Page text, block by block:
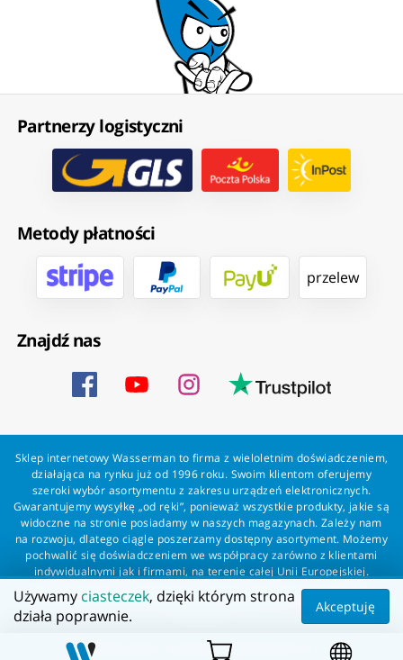
Partnerzy logistyczni
Metody płatności
przelew
Znajdź nas
Sklep internetowy Wasserman to firma z wieloletnim doświadczeniem,
działająca na rynku już od 1996 roku. Swoim klientom oferujemy
szeroki wybór asortymentu z zakresu urządzeń elektronicznych.
Gwarantujemy wysyłkę „od ręki”, ponieważ wszystkie produkty, jakie są
widoczne na stronie posiadamy w naszych magazynach. Zależy nam
na rozwoju, dlatego ciągle poszerzamy dostępny asortyment. Możemy
pochwalić się doświadczeniem we współpracy zarówno z klientami
indywidualnymi jak i firmami, na terenie całej Unii Europejskiej.
Zapewniamy profesjonalną obsługę każdego klienta oraz szybką i
bezproblemową realizację zamówień. Wasserman - wszystko dla
Wszelkie prawa zastrzeżone dla Wasserman.eu
Używamy ciasteczek, dzięki którym strona
działa poprawnie.
Akceptuję